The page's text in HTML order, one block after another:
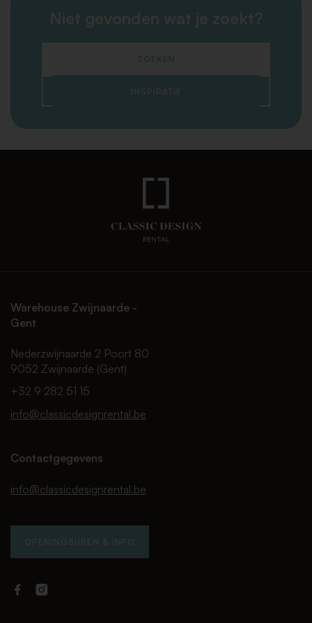
Niet gevonden wat je zoekt?
ZOEKEN
INSPIRATIE
Warehouse Zwijnaarde -
Gent
Nederzwijnaarde 2 Poort 80
9052 Zwijnaarde (Gent)
+32 9 282 51 15
info@classicdesignrental.be
Contactgegevens
info@classicdesignrental.be
OPENINGSUREN & INFO
FacebookInstagram